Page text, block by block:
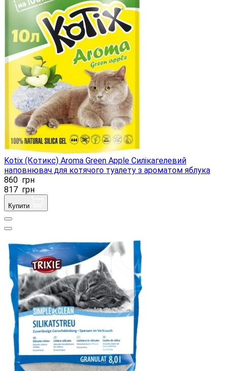
Kotix (Котикс) Aroma Green Apple Силікагелевий
наповнювач для котячого туалету з ароматом яблука
860 грн
817 грн
Купити